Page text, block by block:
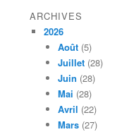
ARCHIVES
2026
Août (5)
Juillet (28)
Juin (28)
Mai (28)
Avril (22)
Mars (27)